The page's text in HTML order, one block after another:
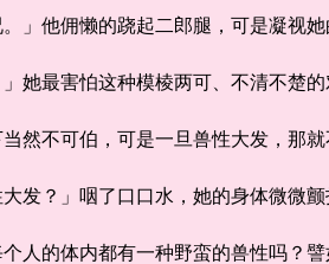
他佣懒的跷起二郎腿，可是凝视她
最害怕这种模棱两可、不清不楚的
不可伯，可是一旦兽性大发，那就
？」咽了口口水，她的身体微微颤
的体内都有一种野蛮的兽性吗？譬